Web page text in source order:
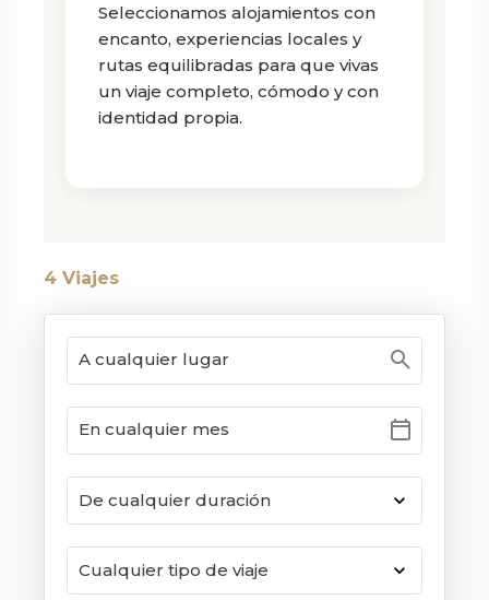
Seleccionamos alojamientos con
encanto, experiencias locales y
rutas equilibradas para que vivas
un viaje completo, cómodo y con
identidad propia.
4 Viajes
search
calendar_today